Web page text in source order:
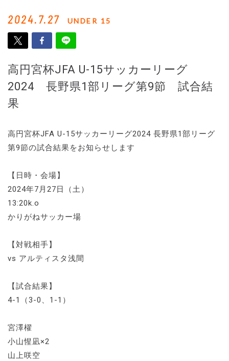
2024.7.27 UNDER 15
高円宮杯JFA U-15サッカーリーグ
2024 長野県1部リーグ第9節 試合結
果
高円宮杯JFA U-15サッカーリーグ2024 長野県1部リーグ
第9節の試合結果をお知らせします
【日時・会場】
2024年7月27日（土）
13:20k.o
かりがねサッカー場
【対戦相手】
vs アルティスタ浅間
【試合結果】
4-1（3-0、1-1）
宮澤櫂
小山惺凪×2
山上咲空